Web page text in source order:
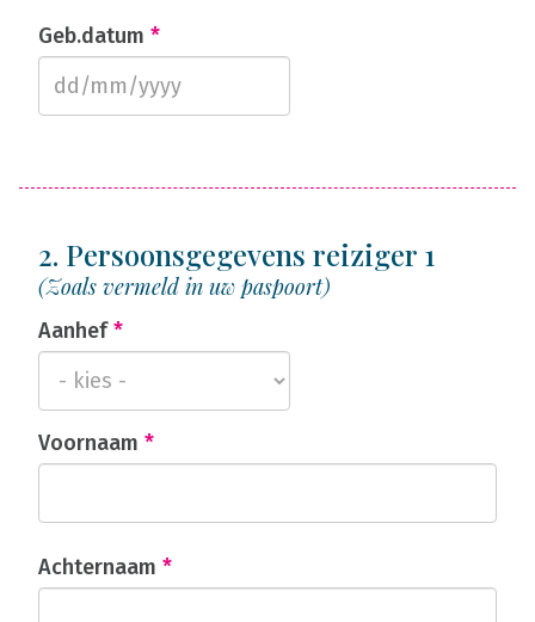
Geb.datum *
2. Persoonsgegevens reiziger 1
(Zoals vermeld in uw paspoort)
Aanhef*
Voornaam *
Achternaam *